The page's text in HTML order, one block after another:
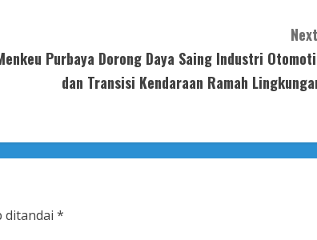
Purbaya Dorong Daya Saing Industri
dan Transisi Kendaraan Ramah
ditandai *